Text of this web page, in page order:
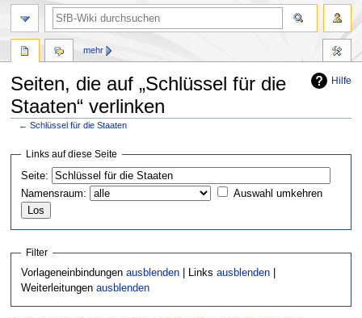
Hilfe
Seiten, die auf „Schlüssel für die
Staaten“ verlinken
←Schlüssel für die Staaten
springen
springen
Links auf diese Seite
Seite:
Namensraum:
Auswahl umkehren
Filter
Vorlageneinbindungenausblenden | Linksausblenden
Weiterleitungenausblenden
mehr